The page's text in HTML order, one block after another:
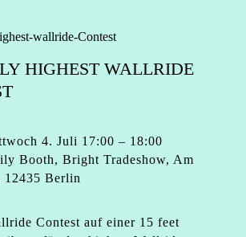
HIGHEST WALLRIDE
4. Juli 17:00 – 18:00
Booth, Bright Tradeshow, Am
12435 Berlin
Contest auf einer 15 feet